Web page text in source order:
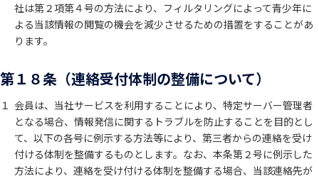
社は第２項第４号の方法により、フィルタリングによって青少年に
よる当該情報の閲覧の機会を減少させるための措置をすることがあ
ります。
第１８条（連絡受付体制の整備について）
１ 会員は、当社サービスを利用することにより、特定サーバー管理者
となる場合、情報発信に関するトラブルを防止することを目的とし
て、以下の各号に例示する方法等により、第三者からの連絡を受け
付ける体制を整備するものとします。なお、本条第２号に例示した
方法により、連絡を受け付ける体制を整備する場合、当該連絡先が